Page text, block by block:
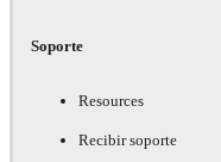
Soporte
Resources
Recibir soporte